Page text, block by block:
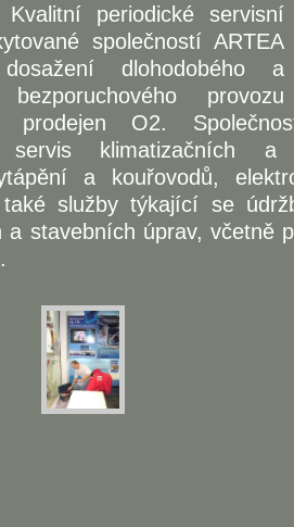
periodické servisní
společností ARTEA
dlohodobého a
provozu
prodejen O2.
servis klimatizačních a
a kouřovodů,
služby týkající se
a stavebních úprav, včetně